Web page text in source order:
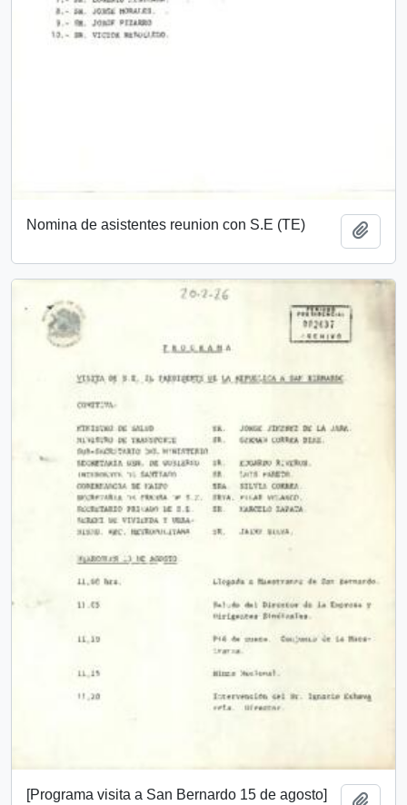
Nomina de asistentes reunion con S.E (TE)
[Programa visita a San Bernardo 15 de agosto]